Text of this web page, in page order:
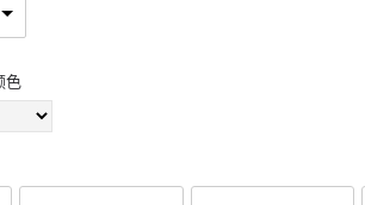
色